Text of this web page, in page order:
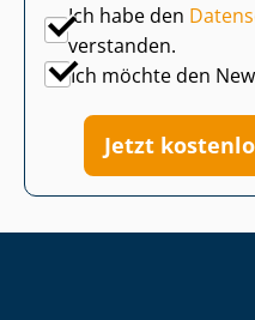
Ich habe den
verstanden.
Ich möchte den
Jetzt